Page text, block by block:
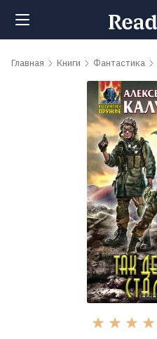
Поиск
обсуждаемые
Главная Книги Фантастика